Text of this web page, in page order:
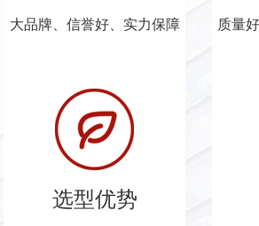
大品牌、信誉好、实力保障 质量
选型优势